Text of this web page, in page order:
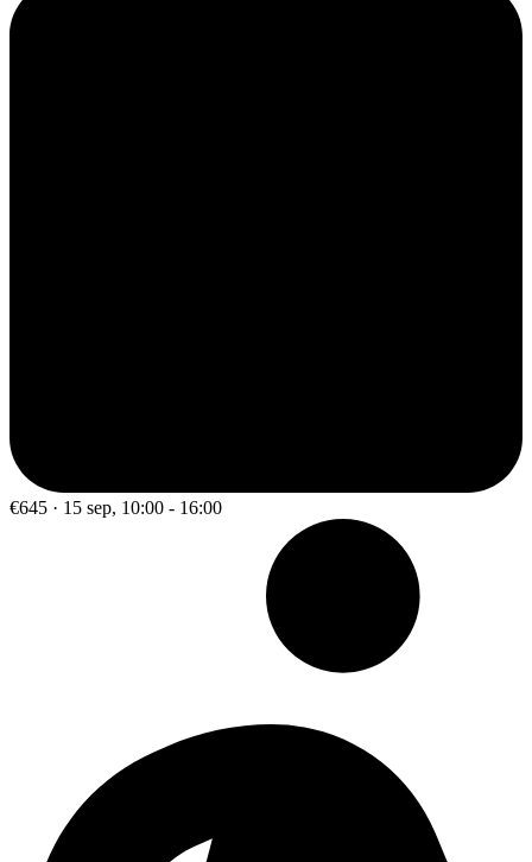
€645 · 15 sep, 10:00 - 16:00